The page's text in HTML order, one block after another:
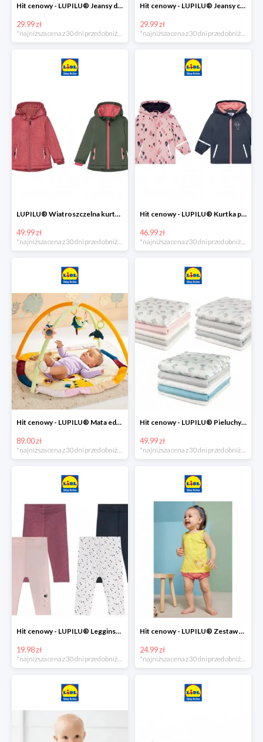
Hit cenowy - LUPILU® Jeansy dziewczęce slim fit
29.99 zł
Hit cenowy - LUPILU® Jeansy chłopięce slim fit
29.99 zł
LUPILU® Wiatroszczelna kurtka dziecięca softshell, 1 sztuka
49.99 zł
Hit cenowy - LUPILU® Kurtka przeciwdeszczowa dziewczęca, 1 sztuka
46.99 zł
Hit cenowy - LUPILU® Mata edukacyjna dla niemowląt, 1 sztuka
89.00 zł
*najniższa cena z 30 dni przed obniżką
Hit cenowy - LUPILU® Pieluchy tetrowe 80x80 cm, z biobawełny, 5 sztuk
49.99 zł
*najniższa cena z 30 dni przed obniżką
Hit cenowy - LUPILU® Legginsy niemowlęce z biobawełną, 2 pary
19.98 zł
Hit cenowy - LUPILU® Zestaw dziecięcy z biobawełny (body + koszulka + spodenki), 1 komplet
24.99 zł